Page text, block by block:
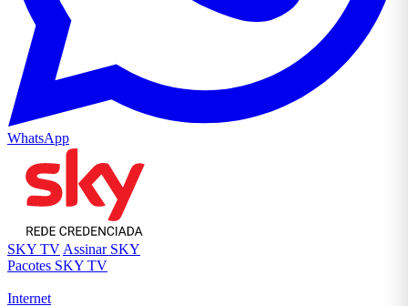
WhatsApp
SKY TV Assinar SKY
Pacotes SKY TV
Internet